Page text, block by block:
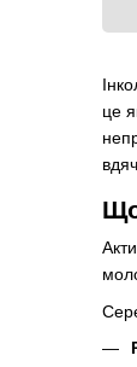
це